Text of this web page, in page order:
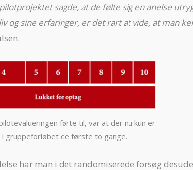
sagde, at de følte sig en anelse
og sine erfaringer, er det rart at vide, at man
førte til, var at der nu kun er
gruppeforløbet de første to gange.
har man i det randomiserede forsøg